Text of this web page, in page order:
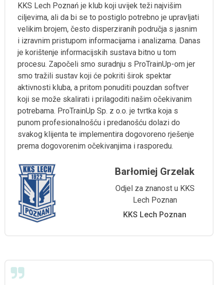
KKS Lech Poznań je klub koji uvijek teži najvišim
ciljevima, ali da bi se to postiglo potrebno je upravljati
velikim brojem, često disperziranih područja s jasnim
i izravnim pristupom informacijama i analizama. Danas
je korištenje informacijskih sustava bitno u tom
procesu. Započeli smo suradnju s ProTrainUp-om jer
smo tražili sustav koji će pokriti širok spektar
aktivnosti kluba, a pritom ponuditi pouzdan softver
koji se može skalirati i prilagoditi našim očekivanim
potrebama. ProTrainUp Sp. z o.o. je tvrtka koja s
punom profesionalnošću i predanošću dolazi do
svakog klijenta te implementira dogovoreno rješenje
prema dogovorenim očekivanjima i rasporedu.
Barłomiej Grzelak
Odjel za znanost u KKS
Lech Poznan
KKS Lech Poznan